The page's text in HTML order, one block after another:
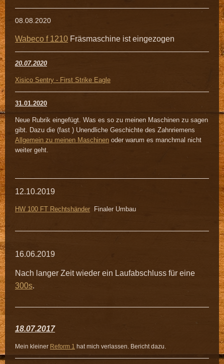
08.08.2020
Wabeco f 1210 Fräsmaschine ist eingezogen
20.07.2020
Xisico Sentry - First Strike Eagle
31.01.2020
Neue Rubrik eingefügt. Was es so zu meinen Maschinen zu sagen
gibt. Dazu die (fast ) Unendliche Geschichte des Zahnriemens
Allgemein zu meinen Maschinen oder warum es manchmal nicht
weiter geht.
12.10.2019
HW 100 FT Rechtshänder Finaler Umbau
16.06.2019
Nach langer Zeit wieder ein Laufabschluss für eine
300s.
18.07.2017
Mein kleiner Reform 1 hat mich verlassen. Bericht dazu.